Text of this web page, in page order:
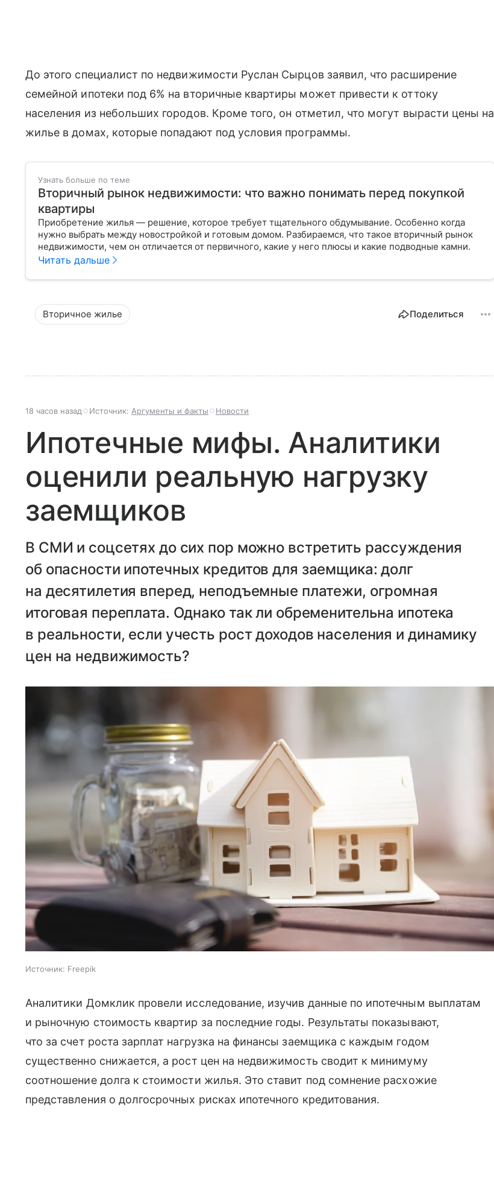
До этого специалист по недвижимости Руслан Сырцов заявил, что расширение
семейной ипотеки под 6% на вторичные квартиры может привести к оттоку
населения из небольших городов. Кроме того, он отметил, что могут вырасти цены на
жилье в домах, которые попадают под условия программы.
Узнать больше по теме
Вторичный рынок недвижимости: что важно понимать перед покупкой
квартиры
Приобретение жилья — решение, которое требует тщательного обдумывание. Особенно когда
нужно выбрать между новостройкой и готовым домом. Разбираемся, что такое вторичный рынок
недвижимости, чем он отличается от первичного, какие у него плюсы и какие подводные камни.
Читать дальше
Вторичное жилье Поделиться
18 часов назад Источник: Аргументы и факты Новости
Ипотечные мифы. Аналитики
оценили реальную нагрузку
заемщиков
В СМИ и соцсетях до сих пор можно встретить рассуждения
об опасности ипотечных кредитов для заемщика: долг
на десятилетия вперед, неподъемные платежи, огромная
итоговая переплата. Однако так ли обременительна ипотека
в реальности, если учесть рост доходов населения и динамику
цен на недвижимость?
Источник: Freepik
Аналитики Домклик провели исследование, изучив данные по ипотечным выплатам
и рыночную стоимость квартир за последние годы. Результаты показывают,
что за счет роста зарплат нагрузка на финансы заемщика с каждым годом
существенно снижается, а рост цен на недвижимость сводит к минимуму
соотношение долга к стоимости жилья. Это ставит под сомнение расхожие
представления о долгосрочных рисках ипотечного кредитования.